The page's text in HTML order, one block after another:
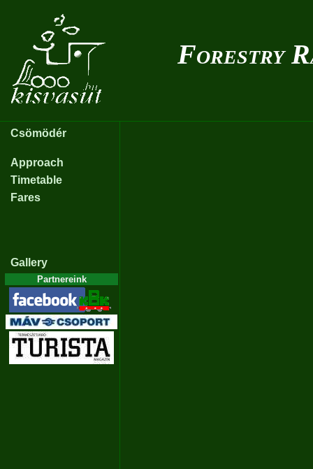
Forestry
Csömödér
Approach
Timetable
Fares
Gallery
Partnereink